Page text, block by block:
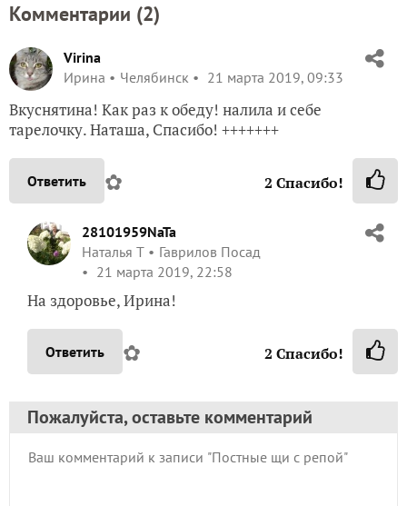
Комментарии (2)
Virina
Ирина
Челябинск 21 марта 2019, 09:33
Вкуснятина! Как раз к обеду! налила и себе
тарелочку. Наташа, Спасибо! +++++++
Ответить ✿ 2 Спасибо!
28101959NaTa
Наталья Т
Гаврилов Посад
21 марта 2019, 22:58
На здоровье, Ирина!
Ответить ✿ 2 Спасибо!
Пожалуйста, оставьте комментарий